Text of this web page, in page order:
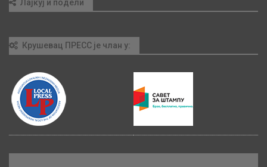
Лајкуј и подели
Крушевац ПРЕСС је члан у: